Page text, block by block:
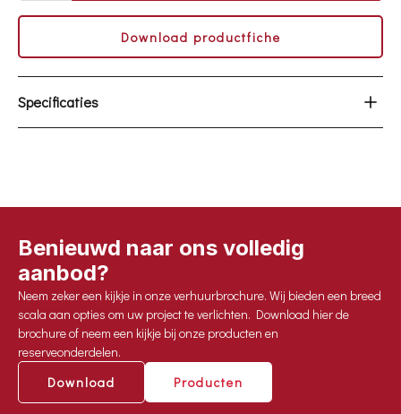
Download productfiche
Specificaties
Robuust en duurzaam
tss 15 en 420 Watt (dimbaar)
35 kg
60 000 lm
temperaturen van -50 tot 50°C
CEE of Schuko
Benieuwd naar ons volledig
aanbod?
Neem zeker een kijkje in onze verhuurbrochure. Wij bieden een breed
scala aan opties om uw project te verlichten. Download hier de
brochure of neem een kijkje bij onze producten en
reserveonderdelen.
Download
Producten